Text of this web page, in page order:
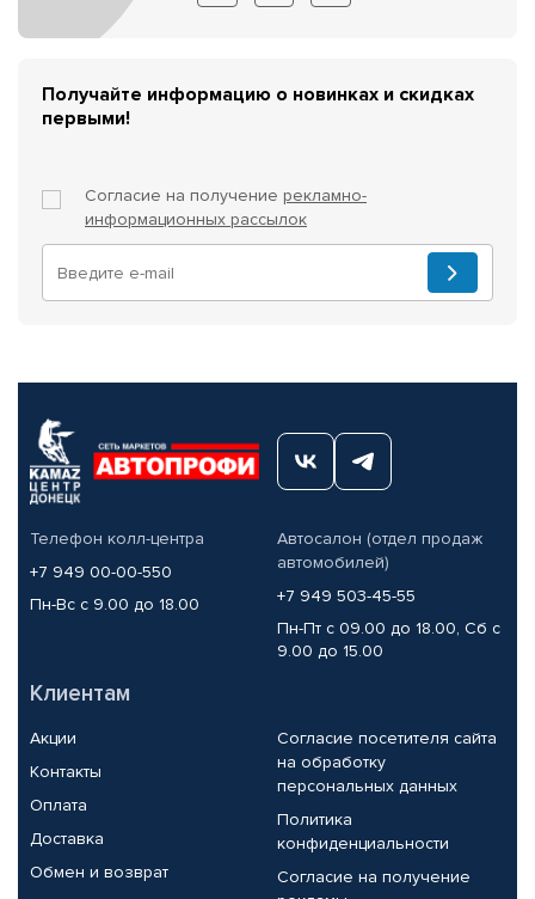
Получайте информацию о новинках и скидках
первыми!
Согласие на получение рекламно-
информационных рассылок
Телефон колл-центра
+7 949 00-00-550
Пн-Вс с 9.00 до 18.00
Автосалон (отдел продаж
автомобилей)
+7 949 503-45-55
Пн-Пт с 09.00 до 18.00, Сб с
9.00 до 15.00
Клиентам
Акции
Контакты
Оплата
Доставка
Обмен и возврат
Согласие посетителя сайта
на обработку
персональных данных
Политика
конфиденциальности
Согласие на получение